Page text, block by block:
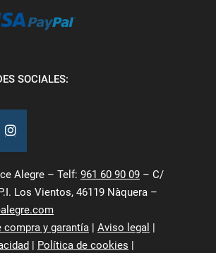
SOCIALES:
Alegre – Telf: 961 60 90 09 – C/
Los Vientos, 46119 Nàquera –
compra y garantía | Aviso legal |
| Política de cookies |